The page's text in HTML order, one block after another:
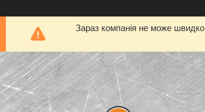
Зараз компанія не може